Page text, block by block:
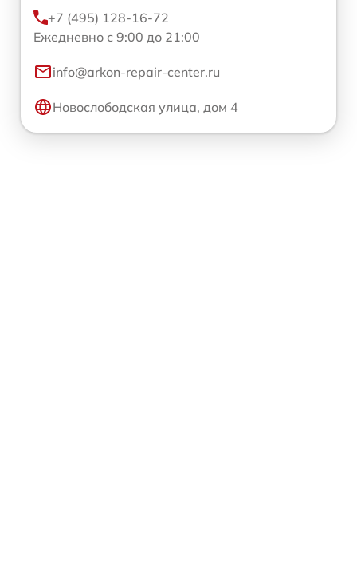
+7 (495) 128-16-72
Ежедневно с 9:00 до 21:00
info@arkon-repair-center.ru
Новослободская улица, дом 4